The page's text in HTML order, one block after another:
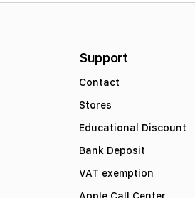
Support
Contact
Stores
Educational Discount
Bank Deposit
VAT exemption